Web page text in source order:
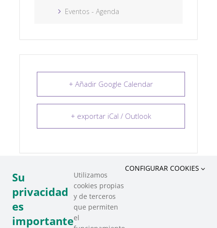
Eventos - Agenda
+ Añadir Google Calendar
+ exportar iCal / Outlook
COMPARTIR ESTE EVENTO
Su
privacidad
es
importante
Utilizamos
cookies propias
y de terceros
que permiten
el
CONFIGURAR COOKIES